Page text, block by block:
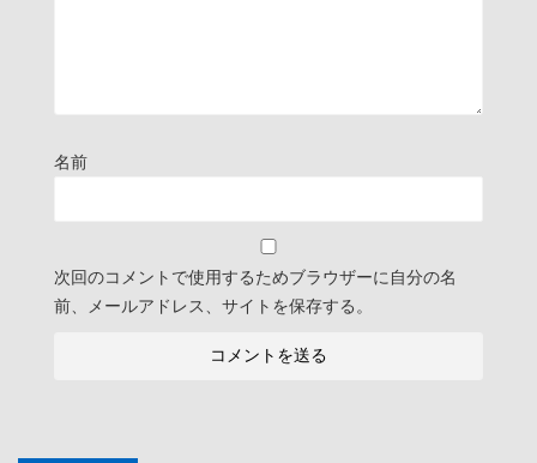
名前
次回のコメントで使用するためブラウザーに自分の名
前、メールアドレス、サイトを保存する。